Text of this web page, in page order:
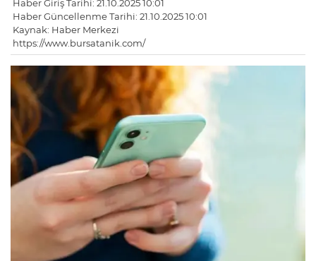
Haber Giriş Tarihi: 21.10.2025 10:01
Haber Güncellenme Tarihi: 21.10.2025 10:01
Kaynak: Haber Merkezi
https://www.bursatanik.com/